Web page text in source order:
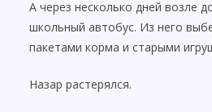
А через несколько дней возле
школьный автобус. Из него
пакетами корма и старыми
Назар растерялся.